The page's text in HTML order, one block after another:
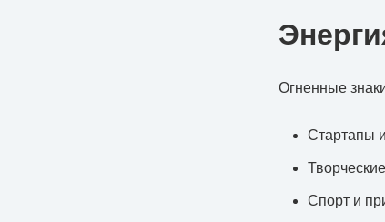
Огненные
Стартапы
Спорт и